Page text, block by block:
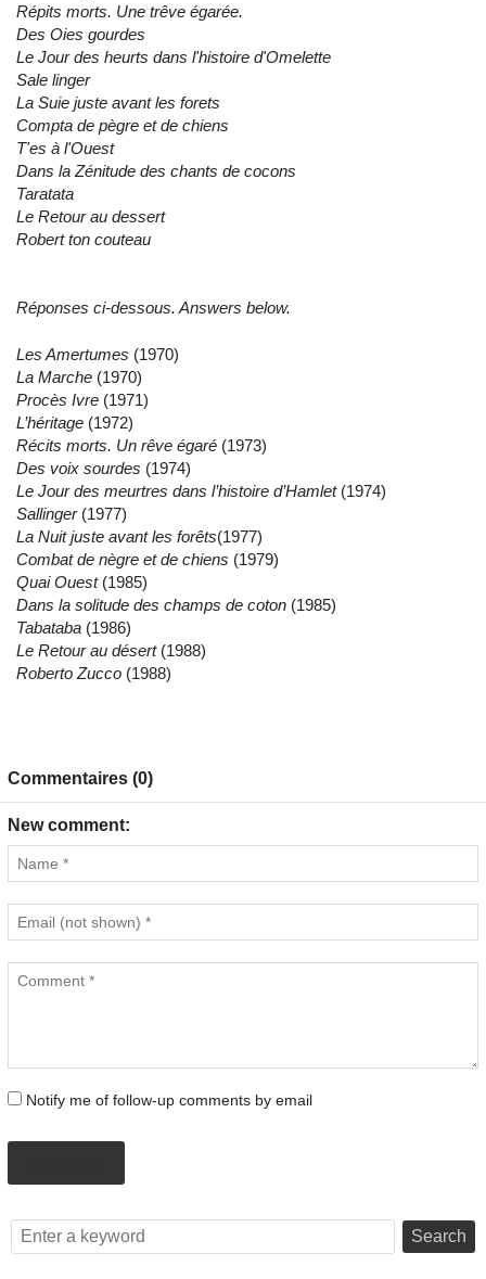
Répits morts. Une trêve égarée.
Des Oies gourdes
Le Jour des heurts dans l'histoire d'Omelette
Sale linger
La Suie juste avant les forets
Compta de pègre et de chiens
T'es à l'Ouest
Dans la Zénitude des chants de cocons
Taratata
Le Retour au dessert
Robert ton couteau
Réponses ci-dessous. Answers below.
Les Amertumes (1970)
La Marche (1970)
Procès Ivre (1971)
L’héritage (1972)
Récits morts. Un rêve égaré (1973)
Des voix sourdes (1974)
Le Jour des meurtres dans l’histoire d’Hamlet(1974)
Sallinger(1977)
La Nuit juste avant les forêts(1977)
Combat de nègre et de chiens (1979)
Quai Ouest(1985)
Dans la solitude des champs de coton (1985)
Tabataba (1986)
Le Retour au désert(1988)
Roberto Zucco (1988)
Commentaires (0)
New comment:
Notify me of follow-up comments by email
Search